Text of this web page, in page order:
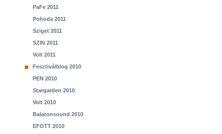
PaFe 2011
Pohoda 2011
Sziget 2011
SZIN 2011
Volt 2011
Fesztiválblog 2010
PEN 2010
Stargarden 2010
Volt 2010
Balatonsound 2010
EFOTT 2010